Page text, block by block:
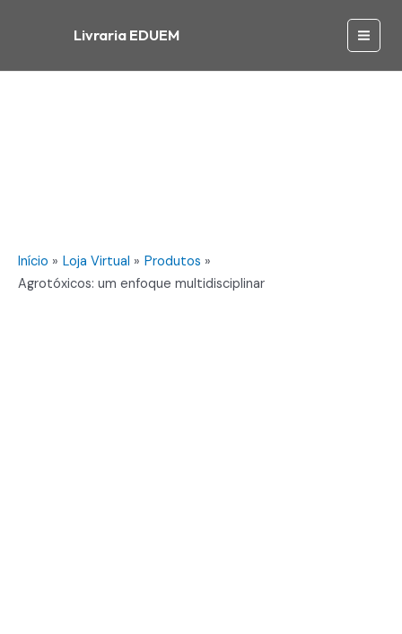
Livraria EDUEM
Main
Início Loja Virtual
Produtos
Agrotóxicos: um enfoque multidisciplinar
multidisciplinar